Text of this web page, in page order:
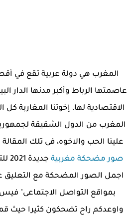
المغرب هي دولة عربية تقع في
عاصمتها الرباط وأكبر مدنها الدار
الاقتصادية لها، إخوتنا المغاربة كل
المغرب من الدول الشقيقة
علينا الحب والاخوه، فى تلك
صور مضحكة مغربية
اجمل الصور المضحكة مع
بمواقع التواصل الاجتماعى" فيس
واوعدكم راح تضحكون كثيرا حيث